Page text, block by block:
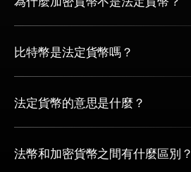
比特幣是法定貨幣嗎？
法定貨幣的意思是什麼？
法幣和加密貨幣之間有什麼區別？